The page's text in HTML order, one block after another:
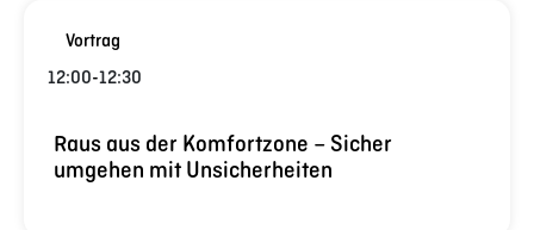
Vortrag
12:00-12:30
Raus aus der Komfortzone – Sicher
umgehen mit Unsicherheiten